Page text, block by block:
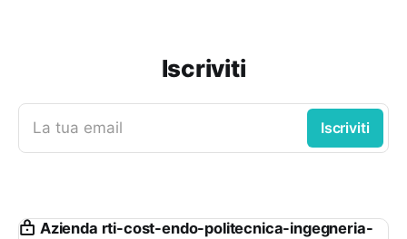
Iscriviti
La tua email Iscriviti
Azienda rti-cost-endo-politecnica-ingegneria-